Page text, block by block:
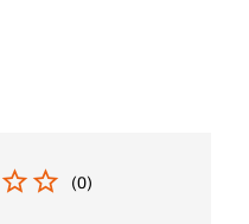
(0)